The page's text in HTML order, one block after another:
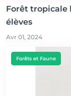
Forêt tropicale
élèves
Avr 01, 2024
Forêts et Faune